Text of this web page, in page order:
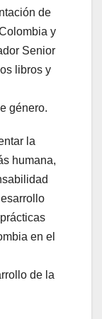
de
y
Senior
libros y
género.
la
humana,
en el
de la